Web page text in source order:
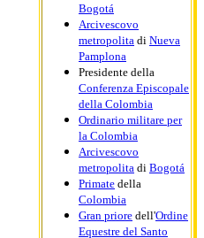
Bogotá
Arcivescovo
metropolita di Nueva
Pamplona
Presidente della
Conferenza Episcopale
della Colombia
Ordinario militare per
la Colombia
Arcivescovo
metropolita di Bogotá
Primate della
Colombia
Gran priore dell'Ordine
Equestre del Santo